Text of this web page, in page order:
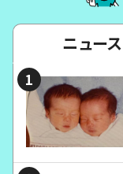
ニュース